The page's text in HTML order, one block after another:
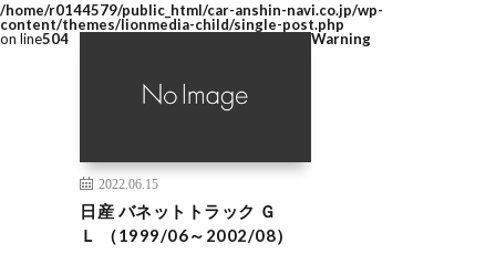
/home/r0144579/public_html/car-anshin-navi.co.jp/wp-
content/themes/lionmedia-child/single-post.php
on line504
2022.06.15
日産 バネットトラック Ｇ
Ｌ （1999/06～2002/08）
Warning